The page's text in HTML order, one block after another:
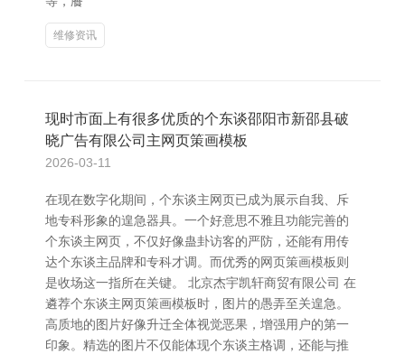
维修资讯
现时市面上有很多优质的个东谈邵阳市新邵县破
晓广告有限公司主网页策画模板
2026-03-11
在现在数字化期间，个东谈主网页已成为展示自我、斥
地专科形象的遑急器具。一个好意思不雅且功能完善的
个东谈主网页，不仅好像蛊卦访客的严防，还能有用传
达个东谈主品牌和专科才调。而优秀的网页策画模板则
是收场这一指所在关键。 北京杰宇凯轩商贸有限公司 在
遴荐个东谈主网页策画模板时，图片的愚弄至关遑急。
高质地的图片好像升迁全体视觉恶果，增强用户的第一
印象。精选的图片不仅能体现个东谈主格调，还能与推